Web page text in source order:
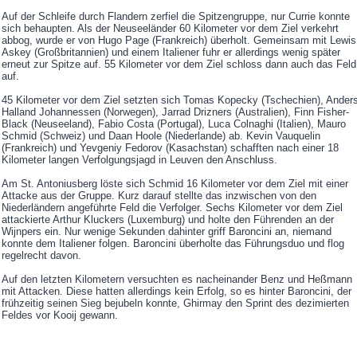
Auf der Schleife durch Flandern zerfiel die Spitzengruppe, nur Currie konnte
sich behaupten. Als der Neuseeländer 60 Kilometer vor dem Ziel verkehrt
abbog, wurde er von Hugo Page (Frankreich) überholt. Gemeinsam mit Lewis
Askey (Großbritannien) und einem Italiener fuhr er allerdings wenig später
erneut zur Spitze auf. 55 Kilometer vor dem Ziel schloss dann auch das Feld
auf.
45 Kilometer vor dem Ziel setzten sich Tomas Kopecky (Tschechien),
Halland Johannessen (Norwegen), Jarrad Drizners (Australien), Finn Fisher-
Black (Neuseeland), Fabio Costa (Portugal), Luca Colnaghi (Italien), Mauro
Schmid (Schweiz) und Daan Hoole (Niederlande) ab. Kevin Vauquelin
(Frankreich) und Yevgeniy Fedorov (Kasachstan) schafften nach einer 18
Kilometer langen Verfolgungsjagd in Leuven den Anschluss.
Am St. Antoniusberg löste sich Schmid 16 Kilometer vor dem Ziel mit einer
Attacke aus der Gruppe. Kurz darauf stellte das inzwischen von den
Niederländern angeführte Feld die Verfolger. Sechs Kilometer vor dem Ziel
attackierte Arthur Kluckers (Luxemburg) und holte den Führenden an der
Wijnpers ein. Nur wenige Sekunden dahinter griff Baroncini an, niemand
konnte dem Italiener folgen. Baroncini überholte das Führungsduo und flog
regelrecht davon.
Auf den letzten Kilometern versuchten es nacheinander Benz und Heßmann
mit Attacken. Diese hatten allerdings kein Erfolg, so es hinter Baroncini, der
frühzeitig seinen Sieg bejubeln konnte, Ghirmay den Sprint des dezimierten
Feldes vor Kooij gewann.